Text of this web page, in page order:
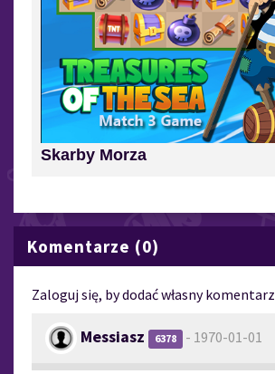
Skarby Morza
Komentarze (0)
Zaloguj się, by dodać własny komentarz
Messiasz 6378 - 1970-01-01